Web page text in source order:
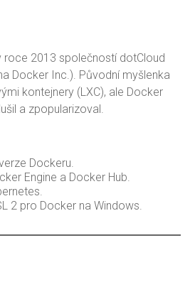
roce 2013 společností dotCloud
Docker Inc.). Původní myšlenka
kontejnery (LXC), ale Docker
a zpopularizoval.
Dockeru.
Engine a Docker Hub.
2 pro Docker na Windows.